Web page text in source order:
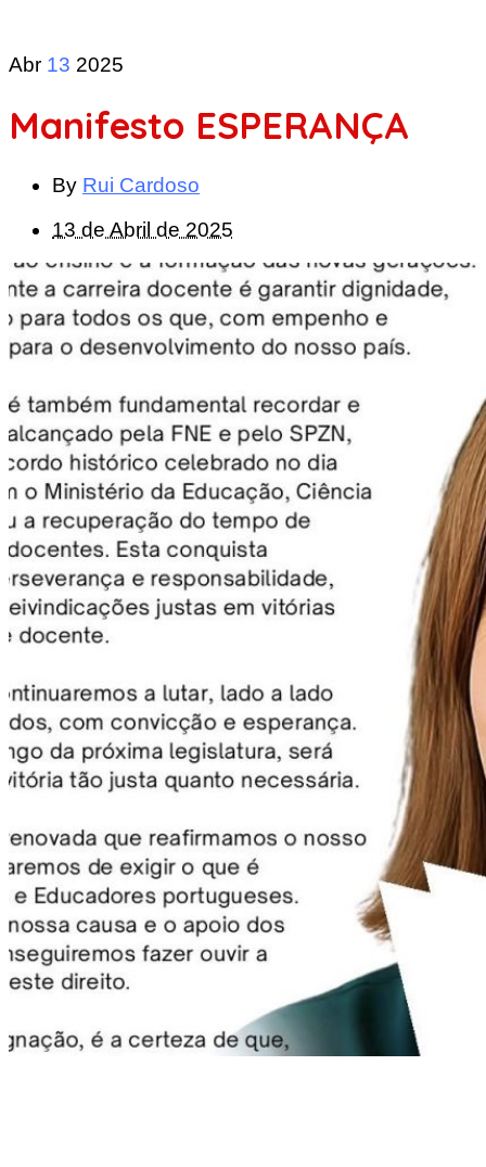
Abr 13 2025
Manifesto ESPERANÇA
By Rui Cardoso
13 de Abril de 2025